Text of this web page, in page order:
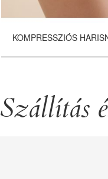
KOMPRESSZIÓS
Szállítás